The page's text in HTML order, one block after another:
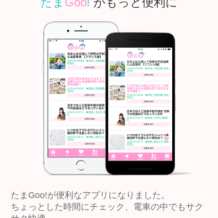
たまGoo!が便利なアプリになりました。
ちょっとした時間にチェック、電車の中でもサク